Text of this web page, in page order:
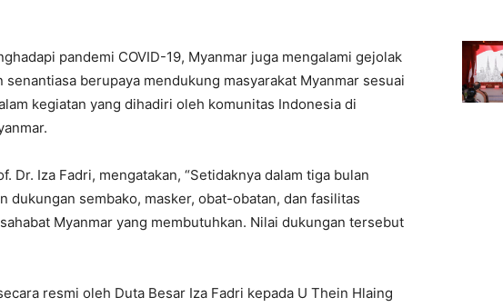
pandemi COVID-19, Myanmar juga mengalami gejolak
senantiasa berupaya mendukung masyarakat Myanmar sesuai
kegiatan yang dihadiri oleh komunitas Indonesia di
Dr. Iza Fadri, mengatakan, “Setidaknya dalam tiga bulan
dukungan sembako, masker, obat-obatan, dan fasilitas
Myanmar yang membutuhkan. Nilai dukungan tersebut
resmi oleh Duta Besar Iza Fadri kepada U Thein Hlaing